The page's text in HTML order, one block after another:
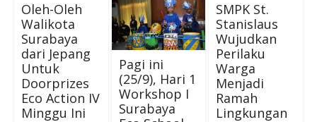
Oleh-Oleh
Walikota
Surabaya
dari Jepang
Untuk
Doorprizes
Eco Action IV
Minggu Ini
Pagi ini
(25/9), Hari 1
Workshop I
Surabaya
SMPK St.
Stanislaus
Wujudkan
Perilaku
Warga
Menjadi
Ramah
Lingkungan